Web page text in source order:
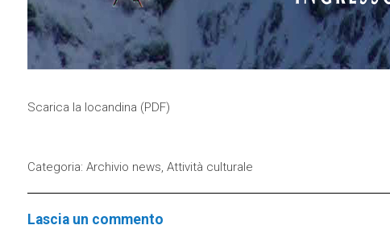
Scarica la locandina (PDF)
Categoria: Archivio news, Attività culturale
Lascia un commento